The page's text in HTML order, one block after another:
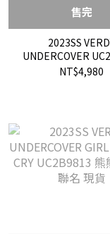
售完
2023SS
UNDERCOVER
GIRLS DON'T CRY
NT$4,980